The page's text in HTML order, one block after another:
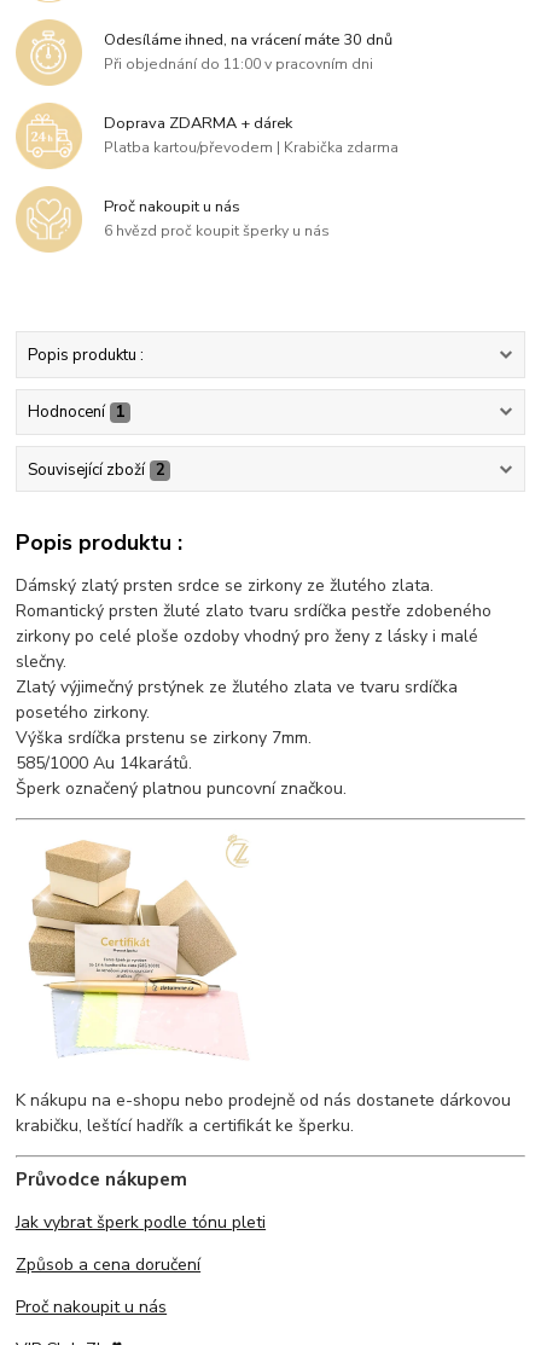
Odesíláme ihned, na vrácení máte 30 dnů
Při objednání do 11:00 v pracovním dni
Doprava ZDARMA + dárek
Platba kartou/převodem | Krabička zdarma
Proč nakoupit u nás
6 hvězd proč koupit šperky u nás
Popis produktu :
Hodnocení 1
Související zboží 2
Popis produktu :
Dámský zlatý prsten srdce se zirkony ze žlutého zlata.
Romantický prsten žluté zlato tvaru srdíčka pestře zdobeného
zirkony po celé ploše ozdoby vhodný pro ženy z lásky i malé
slečny.
Zlatý výjimečný prstýnek ze žlutého zlata ve tvaru srdíčka
posetého zirkony.
Výška srdíčka prstenu se zirkony 7mm.
585/1000 Au 14karátů.
Šperk označený platnou puncovní značkou.
K nákupu na e-shopu nebo prodejně od nás dostanete dárkovou
krabičku, leštící hadřík a certifikát ke šperku.
Průvodce nákupem
Jak vybrat šperk podle tónu pleti
Způsob a cena doručení
Proč nakoupit u nás